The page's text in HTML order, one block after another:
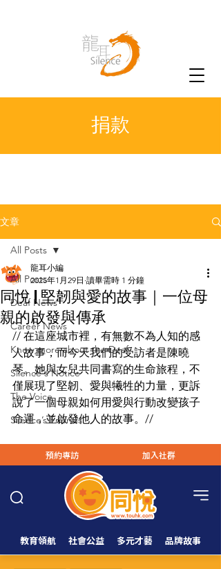
捐款
文章
All Posts
Deaf News
Career News
Know more about the Deaf
Silence's Notice
The Voice
Silence’s Friends
All Posts
同悅 | 堅韌與愛的故事｜一位母
親的啟發與傳承
龍耳小編
2025年1月29日 讀畢需時 1 分鐘
// 在這座城市裡，有無數不為人知的感
人故事，而今天我們的受訪者是陳曉
琴。她與女兒共同書寫的生命旅程，不
僅展現了堅韌、愛與犧牲的力量，更訴
說了一個母親如何用愛與行動改變孩子
命運，並啟發他人的故事。//